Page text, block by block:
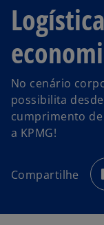
No cenário
possibilita
cumprimento de
a KPMG!
Compartilhe